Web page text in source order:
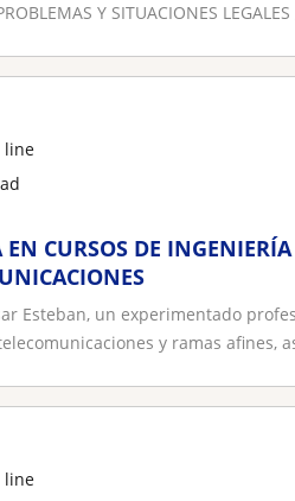
Y SITUACIONES
line
EN CURSOS DE
Esteban, un experimentado
y ramas afines,
line